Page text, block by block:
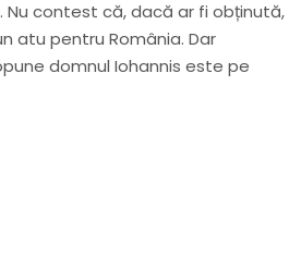
Nu contest că, dacă ar fi obținută,
atu pentru România. Dar
domnul Iohannis este pe